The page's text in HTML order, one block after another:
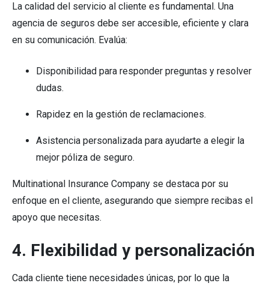
La calidad del servicio al cliente es fundamental. Una
agencia de seguros debe ser accesible, eficiente y clara
en su comunicación. Evalúa:
Disponibilidad para responder preguntas y resolver
dudas.
Rapidez en la gestión de reclamaciones.
Asistencia personalizada para ayudarte a elegir la
mejor póliza de seguro.
Multinational Insurance Company se destaca por su
enfoque en el cliente, asegurando que siempre recibas el
apoyo que necesitas.
4. Flexibilidad y personalización
Cada cliente tiene necesidades únicas, por lo que la